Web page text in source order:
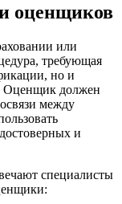
оценщиков
или
требующая
но и
Оценщик должен
между
и
специалисты